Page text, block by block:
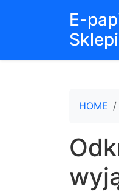
E-
HOME